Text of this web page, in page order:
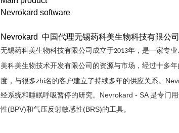
Nevrokard software
Nevrokard 中国代理无锡药科美生物科技有限公司
无锡药科美生物科技有限公司成立于2013年，是一家专
美科美生物技术开发有限公司的资源与市场，经过十多
度，与很多zhi名的客户建立了持续多年的供应关系。
经系统和睡眠呼吸暂停的研究。Nevrokard - SA 是专门
性(BPV)和气压反射敏感性(BRS)的工具。